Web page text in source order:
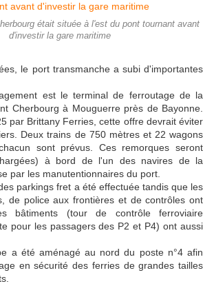
était située à l'est du pont tournant avant
d'investir la gare maritime
le port transmanche a subi d'importantes
est le terminal de ferroutage de la
Cherbourg à Mouguerre près de Bayonne.
par Brittany Ferries, cette offre devrait éviter
Deux trains de 750 mètres et 22 wagons
sont prévus. Ces remorques seront
à bord de l'un des navires de la
par les manutentionnaires du port.
parkings fret a été effectuée tandis que les
de police aux frontières et de contrôles ont
bâtiments (tour de contrôle ferroviaire
pour les passagers des P2 et P4) ont aussi
a été aménagé au nord du poste n°4 afin
en sécurité des ferries de grandes tailles